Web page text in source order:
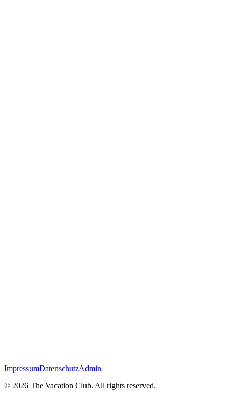
ImpressumDatenschutzAdmin
© 2026 The Vacation Club. All rights reserved.